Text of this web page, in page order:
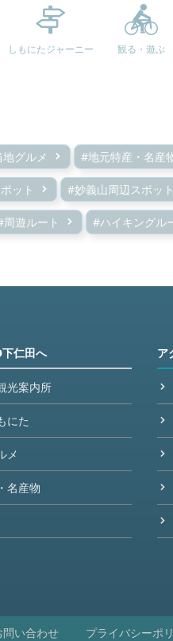
しもにたジャーニー 観る・遊ぶ
グルメ #地元特産・名産
ット #妙義山周辺スポット
周遊ルート #ハイキングル
仁田へ
光案内所
にた
メ
名産物
ア
問い合わせ プライバシーポ